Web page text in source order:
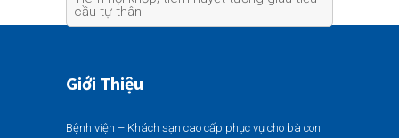
cầu tự thân
Giới Thiệu
Bệnh viện – Khách sạn cao cấp phục vụ cho bà con